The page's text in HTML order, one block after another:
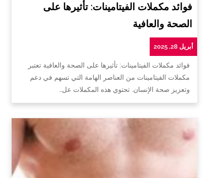
فوائد مكملات الفيتامينات: تأثيرها على
الصحة والعافية
أبريل 28, 2025
فوائد مكملات الفيتامينات: تأثيرها على الصحة والعافية تعتبر
مكملات الفيتامينات من العناصر الهامة التي تسهم في دعم
وتعزيز صحة الإنسان. تحتوي هذه المكملات عل…